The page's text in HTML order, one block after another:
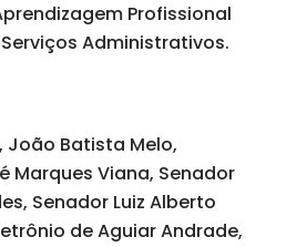
Profissional
Administrativos.
João Batista Melo,
Marques Viana, Senador
Senador Luiz Alberto
de Aguiar Andrade,